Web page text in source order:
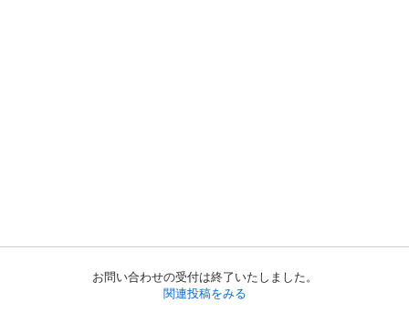
お問い合わせの受付は終了いたしました。
関連投稿をみる